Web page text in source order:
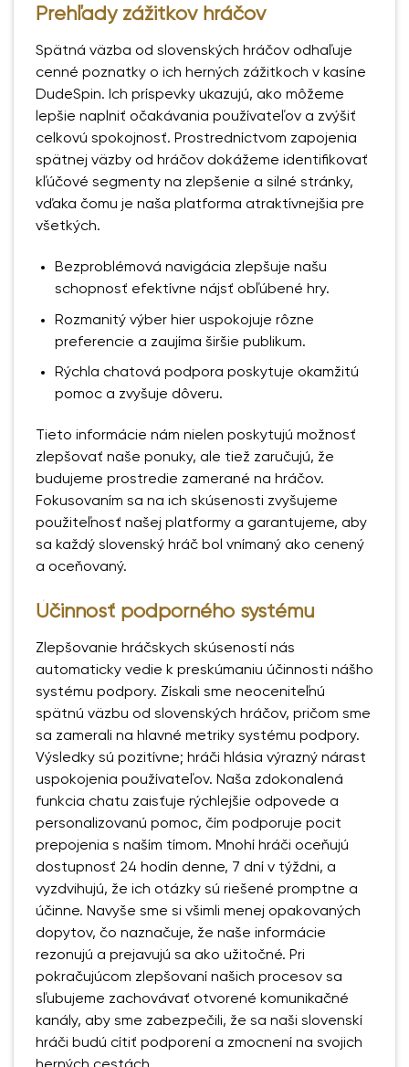
Prehľady zážitkov hráčov
Spätná väzba od slovenských hráčov odhaľuje
cenné poznatky o ich herných zážitkoch v kasíne
DudeSpin. Ich príspevky ukazujú, ako môžeme
lepšie naplniť očakávania používateľov a zvýšiť
celkovú spokojnosť. Prostredníctvom zapojenia
spätnej väzby od hráčov dokážeme identifikovať
kľúčové segmenty na zlepšenie a silné stránky,
vďaka čomu je naša platforma atraktívnejšia pre
všetkých.
Bezproblémová navigácia zlepšuje našu
schopnosť efektívne nájsť obľúbené hry.
Rozmanitý výber hier uspokojuje rôzne
preferencie a zaujíma širšie publikum.
Rýchla chatová podpora poskytuje okamžitú
pomoc a zvyšuje dôveru.
Tieto informácie nám nielen poskytujú možnosť
zlepšovať naše ponuky, ale tiež zaručujú, že
budujeme prostredie zamerané na hráčov.
Fokusovaním sa na ich skúsenosti zvyšujeme
použiteľnosť našej platformy a garantujeme, aby
sa každý slovenský hráč bol vnímaný ako cenený
a oceňovaný.
Účinnosť podporného systému
Zlepšovanie hráčskych skúseností nás
automaticky vedie k preskúmaniu účinnosti nášho
systému podpory. Získali sme neoceniteľnú
spätnú väzbu od slovenských hráčov, pričom sme
sa zamerali na hlavné metriky systému podpory.
Výsledky sú pozitívne; hráči hlásia výrazný nárast
uspokojenia používateľov. Naša zdokonalená
funkcia chatu zaisťuje rýchlejšie odpovede a
personalizovanú pomoc, čím podporuje pocit
prepojenia s naším tímom. Mnohí hráči oceňujú
dostupnosť 24 hodín denne, 7 dní v týždni, a
vyzdvihujú, že ich otázky sú riešené promptne a
účinne. Navyše sme si všimli menej opakovaných
dopytov, čo naznačuje, že naše informácie
rezonujú a prejavujú sa ako užitočné. Pri
pokračujúcom zlepšovaní našich procesov sa
sľubujeme zachovávať otvorené komunikačné
kanály, aby sme zabezpečili, že sa naši slovenskí
hráči budú cítiť podporení a zmocnení na svojich